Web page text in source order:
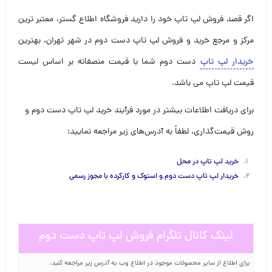
اگر قصد فروش لپ تاپ خود را دارید فروشگاه اطلاع گستر، معتبر ترین
مرکز و مرجع خرید و فروش لپ تاپ دست دوم در شهر تهران، بهترین
خریدار لپ تاپ دست دوم شما با قیمت منصفانه بر اساس لیست
قیمت لپ تاپ می باشد.
برای دریافت اطلاعات بیشتر در مورد فرآیند خرید لپ تاپ دست دوم و
روش قیمت‌گذاری، لطفاً به آدرس‌های زیر مراجعه نمایید:
خرید لپ تاپ در محل
خریدار لپ تاپ دست دوم و استوک و کارکرده با مجوز رسمی
لینک کانال تلگرام فروش لپ تاپ دست دوم
برای اطلاع از سایر محصولات موجود در اطلاع وب به آدرس زیر مراجعه کنید.